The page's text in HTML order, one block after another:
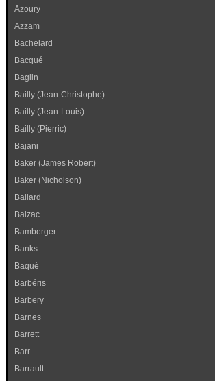
Azoury
Azzam
Bachelard
Bacqué
Baglin
Bailly (Jean-Christophe)
Bailly (Jean-Louis)
Bailly (Pierric)
Bajani
Baker (James Robert)
Baker (Nicholson)
Ballard
Balzac
Bamberger
Banks
Baqué
Barbéris
Barbery
Barnes
Barrett
Barr
Barrault